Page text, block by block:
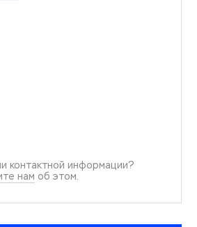
контактной информации?
нам об этом.